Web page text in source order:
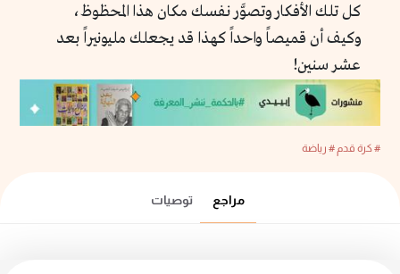
كل تلك الأفكار وتصوَّر نفسك مكان هذا المحظوظ،
وكيف أن قميصاً واحداً كهذا قد يجعلك مليونيراً بعد
عشر سنين!
# كرة قدم # رياضة
مراجع توصيات